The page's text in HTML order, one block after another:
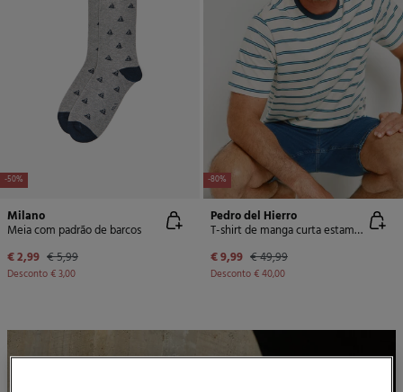
-50%
Milano
Meia com padrão de barcos
€ 2,99 € 5,99
Desconto€ 3,00
-80%
Pedro del Hierro
T-shirt de manga curta estampada
€ 9,99 € 49,99
Desconto€ 40,00